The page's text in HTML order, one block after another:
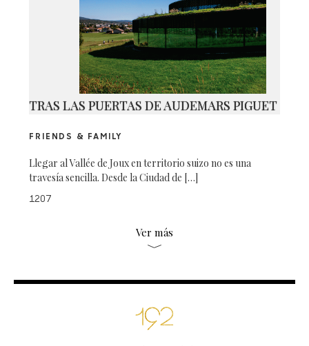
TRAS LAS PUERTAS DE AUDEMARS PIGUET
FRIENDS & FAMILY
Llegar al Vallée de Joux en territorio suizo no es una
travesía sencilla. Desde la Ciudad de […]
1207
Ver más